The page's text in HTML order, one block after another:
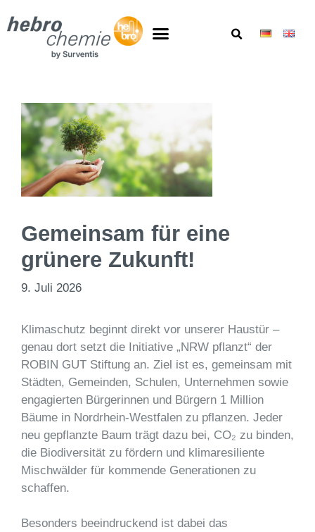
Gemeinsam für eine
grünere Zukunft!
9. Juli 2026
Klimaschutz beginnt direkt vor unserer Haustür –
genau dort setzt die Initiative „NRW pflanzt“ der
ROBIN GUT Stiftung an. Ziel ist es, gemeinsam mit
Städten, Gemeinden, Schulen, Unternehmen sowie
engagierten Bürgerinnen und Bürgern 1 Million
Bäume in Nordrhein-Westfalen zu pflanzen. Jeder
neu gepflanzte Baum trägt dazu bei, CO₂ zu binden,
die Biodiversität zu fördern und klimaresiliente
Mischwälder für kommende Generationen zu
schaffen.
Besonders beeindruckend ist dabei das